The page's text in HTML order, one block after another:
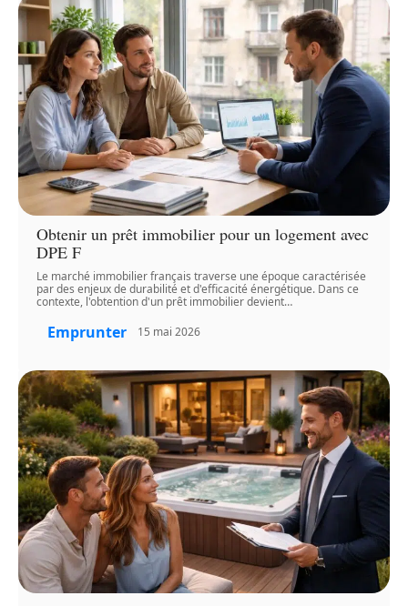
Obtenir un prêt immobilier pour un logement avec
DPE F
Le marché immobilier français traverse une époque caractérisée
par des enjeux de durabilité et d'efficacité énergétique. Dans ce
contexte, l'obtention d'un prêt immobilier devient…
Emprunter 15 mai 2026